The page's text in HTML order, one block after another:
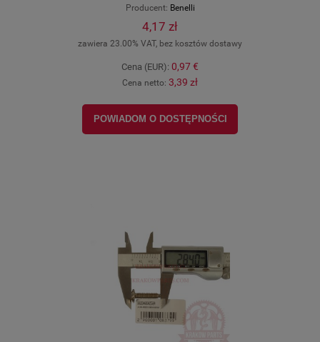
Producent: Benelli
4,17 zł
zawiera 23.00% VAT, bez kosztów dostawy
Cena (EUR): 0,97 €
Cena netto: 3,39 zł
POWIADOM O DOSTĘPNOŚCI